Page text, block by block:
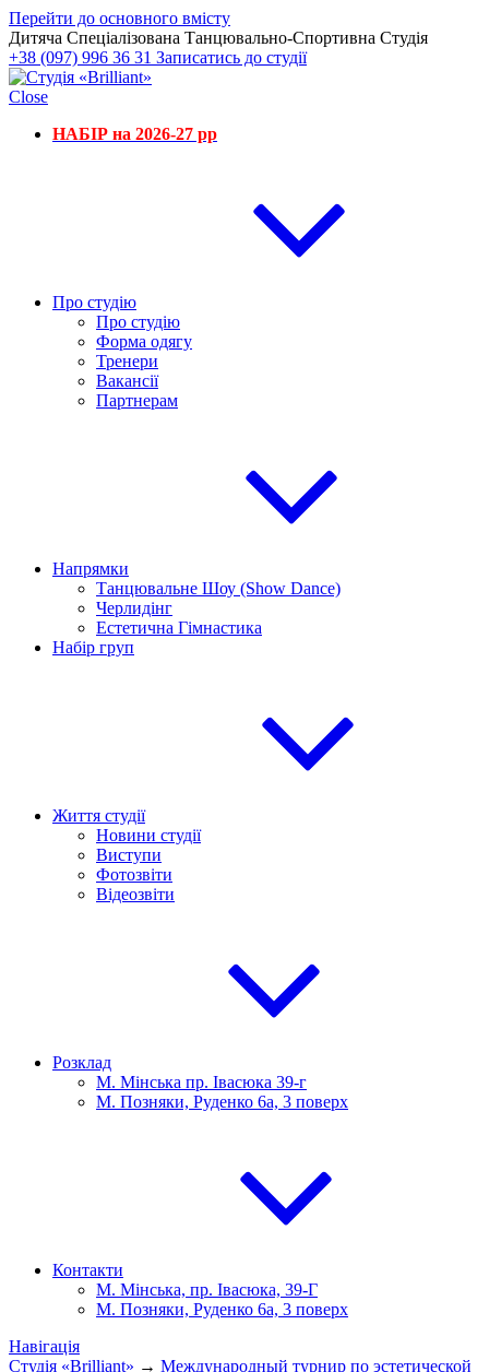
Перейти до основного вмісту
Дитяча Спеціалізована Танцювально-Спортивна Студія
+38 (097) 996 36 31 Записатись до студії
Close
НАБІР на 2026-27 рр
Про студію
Про студію
Форма одягу
Тренери
Вакансії
Партнерам
Напрямки
Танцювальне Шоу (Show Dance)
Черлидінг
Естетична Гімнастика
Набір груп
Життя студії
Новини студії
Виступи
Фотозвіти
Відеозвіти
Розклад
М. Мінська пр. Івасюка 39-г
М. Позняки, Руденко 6а, 3 поверх
Контакти
М. Мінська, пр. Івасюка, 39-Г
М. Позняки, Руденко 6а, 3 поверх
Навігація
Студія «Brilliant» → Международный турнир по эстетической